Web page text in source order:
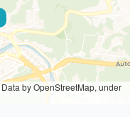
by OpenStreetMap, under